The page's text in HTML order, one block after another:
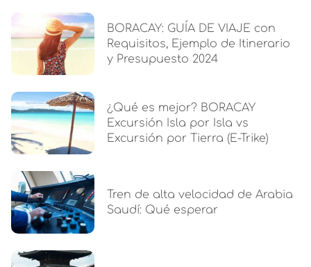
BORACAY: GUÍA DE VIAJE con
Requisitos, Ejemplo de Itinerario
y Presupuesto 2024
¿Qué es mejor? BORACAY
Excursión Isla por Isla vs
Excursión por Tierra (E-Trike)
Tren de alta velocidad de Arabia
Saudí: Qué esperar